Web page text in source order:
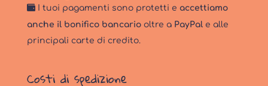
I tuoi pagamenti sono protetti e accettiamo
anche il bonifico bancariooltre a PayPale alle
principali carte di credito.
Costi di spedizione